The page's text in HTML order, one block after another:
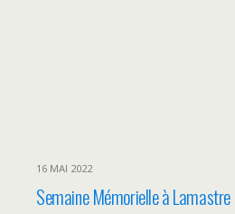
16 MAI 2022
Semaine Mémorielle à Lamastre